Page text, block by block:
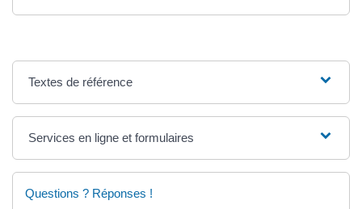
Textes de référence
Services en ligne et formulaires
Questions ? Réponses !